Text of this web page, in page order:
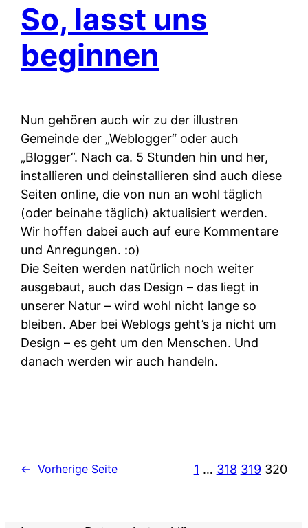
So, lasst uns
beginnen
Nun gehören auch wir zu der illustren
Gemeinde der „Weblogger“ oder auch
„Blogger“. Nach ca. 5 Stunden hin und her,
installieren und deinstallieren sind auch diese
Seiten online, die von nun an wohl täglich
(oder beinahe täglich) aktualisiert werden.
Wir hoffen dabei auch auf eure Kommentare
und Anregungen. :o)
Die Seiten werden natürlich noch weiter
ausgebaut, auch das Design – das liegt in
unserer Natur – wird wohl nicht lange so
bleiben. Aber bei Weblogs geht’s ja nicht um
Design – es geht um den Menschen. Und
danach werden wir auch handeln.
← Vorherige Seite 1 … 318 319 320